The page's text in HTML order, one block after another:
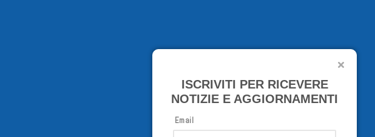
ISCRIVITI PER RICEVERE
NOTIZIE E AGGIORNAMENTI
Email